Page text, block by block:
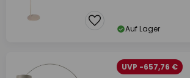
Auf Lager
UVP -657,76 €